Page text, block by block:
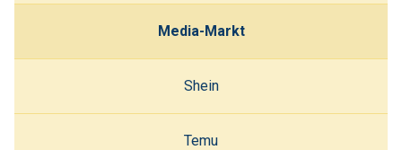
Media-Markt
Shein
Temu